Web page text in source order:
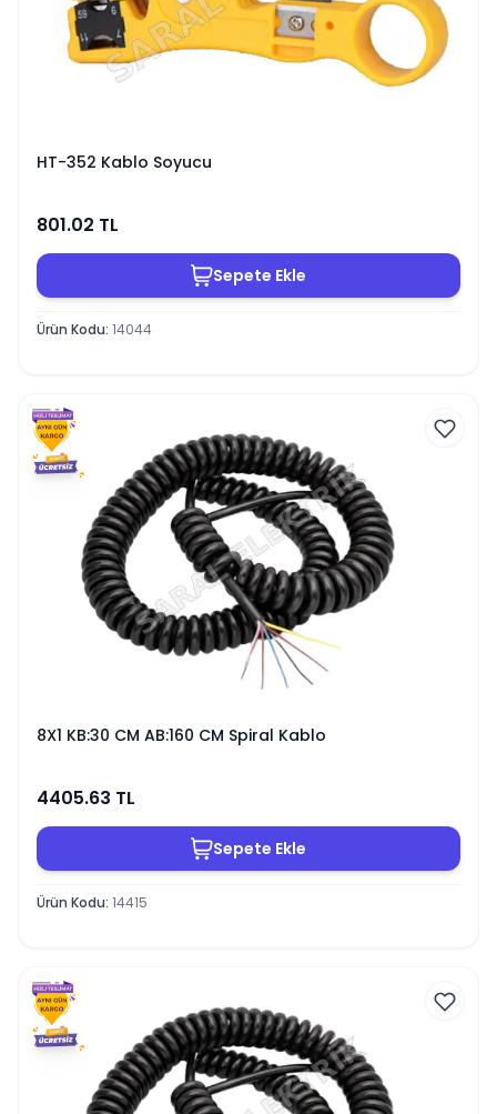
HT-352 Kablo Soyucu
801.02 TL
Sepete Ekle
Ürün Kodu: 14044
8X1 KB:30 CM AB:160 CM Spiral Kablo
4405.63 TL
Sepete Ekle
Ürün Kodu: 14415